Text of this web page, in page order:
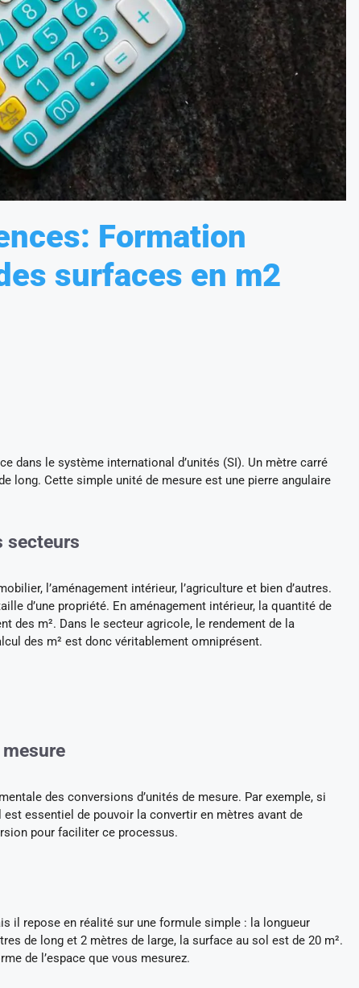
Formation
surfaces en m2
dans le système international d’unités (SI). Un mètre carré
long. Cette simple unité de mesure est une pierre angulaire
secteurs
l’aménagement intérieur, l’agriculture et bien d’autres.
d’une propriété. En aménagement intérieur, la quantité de
des m². Dans le secteur agricole, le rendement de la
des m² est donc véritablement omniprésent.
des conversions d’unités de mesure. Par exemple, si
essentiel de pouvoir la convertir en mètres avant de
pour faciliter ce processus.
il repose en réalité sur une formule simple : la longueur
de long et 2 mètres de large, la surface au sol est de 20 m².
de l’espace que vous mesurez.